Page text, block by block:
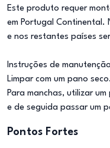
Este produto requer
em Portugal Continental.
e nos restantes países
Instruções de
Limpar com um pano seco.
Para manchas, utilizar um
e de seguida passar um
Pontos Fortes